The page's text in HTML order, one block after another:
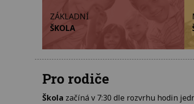
ZÁKLADNÍ
ŠKOLA
Pro rodiče
Škola začíná v 7:30 dle rozvrhu hodin